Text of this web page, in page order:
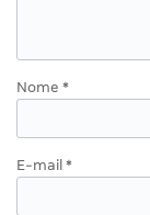
Nome *
E-mail *